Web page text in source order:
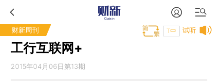
财新周刊 试听
T中
工行互联网+
2015年04月06日第13期